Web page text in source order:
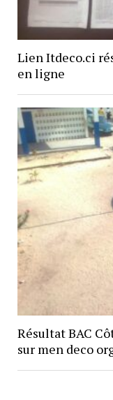
Lien Itdeco.ci
en ligne
Résultat BAC
sur men deco